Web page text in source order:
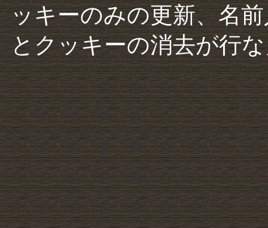
ッキーのみの更新、名
とクッキーの消去が行